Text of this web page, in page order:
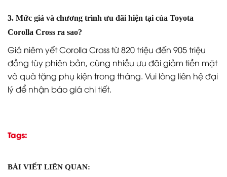
3. Mức giá và chương trình ưu đãi hiện tại của Toyota
Corolla Cross ra sao?
Giá niêm yết Corolla Cross từ 820 triệu đến 905 triệu
đồng tùy phiên bản, cùng nhiều ưu đãi giảm tiền mặt
và quà tặng phụ kiện trong tháng. Vui lòng liên hệ đại
lý để nhận báo giá chi tiết.
Tags:
BÀI VIẾT LIÊN QUAN: